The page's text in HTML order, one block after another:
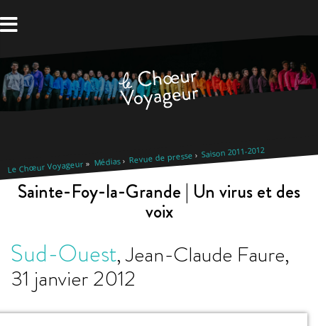
au
Le Chœur Voyageur Médias Revue de presse Saison 2011-2012
Sainte-Foy-la-Grande | Un virus et des
voix
Sud-Ouest,Jean-Claude Faure,
31 janvier 2012